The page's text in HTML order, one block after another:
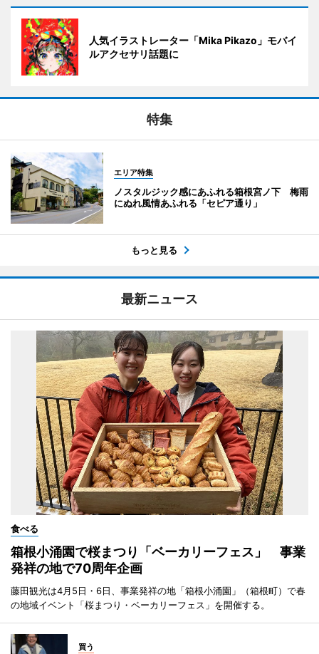
人気イラストレーター「Mika Pikazo」モバイ
ルアクセサリ話題に
特集
エリア特集
ノスタルジック感にあふれる箱根宮ノ下 梅雨
にぬれ風情あふれる「セピア通り」
もっと見る
最新ニュース
食べる
箱根小涌園で桜まつり「ベーカリーフェス」 事業
発祥の地で70周年企画
藤田観光は4月5日・6日、事業発祥の地「箱根小涌園」（箱根町）で春
の地域イベント「桜まつり・ベーカリーフェス」を開催する。
買う